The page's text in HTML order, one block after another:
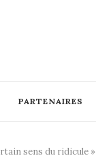
PARTENAIRES
sens du ridicule »